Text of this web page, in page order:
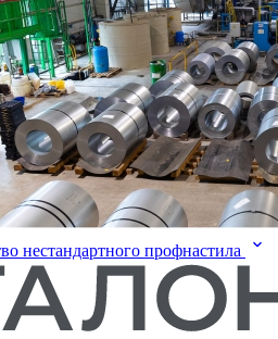
нестандартного профнастила